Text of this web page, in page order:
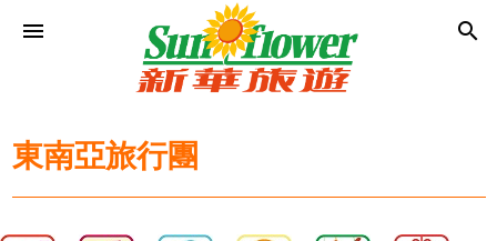
menu search
東南亞旅行團